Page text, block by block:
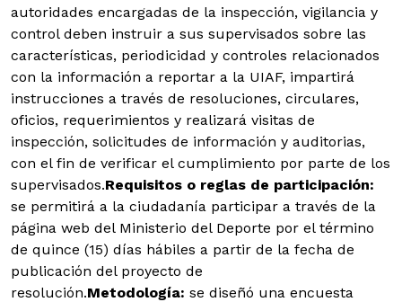
autoridades encargadas de la inspección, vigilancia y
control deben instruir a sus supervisados sobre las
características, periodicidad y controles relacionados
con la información a reportar a la UIAF, impartirá
instrucciones a través de resoluciones, circulares,
oficios, requerimientos y realizará visitas de
inspección, solicitudes de información y auditorias,
con el fin de verificar el cumplimiento por parte de los
supervisados.Requisitos o reglas de participación:
se permitirá a la ciudadanía participar a través de la
página web del Ministerio del Deporte por el término
de quince (15) días hábiles a partir de la fecha de
publicación del proyecto de
resolución.Metodología: se diseñó una encuesta